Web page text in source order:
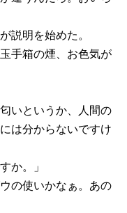
説明を始めた。
手箱の煙、お色気が
いというか、人間の
は分からないですけ
か。」
の使いかなぁ。あの